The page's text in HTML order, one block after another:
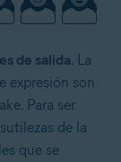
de salida. La
expresión son
Para ser
de la
que se